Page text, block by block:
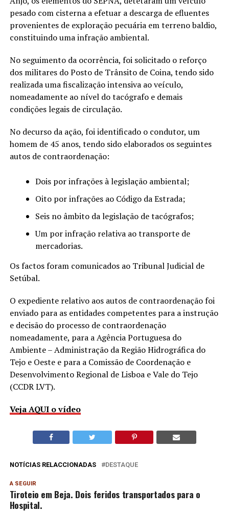
pesado com cisterna a efetuar a descarga de efluentes
provenientes de exploração pecuária em terreno baldio,
constituindo uma infração ambiental.
No seguimento da ocorrência, foi solicitado o reforço
dos militares do Posto de Trânsito de Coina, tendo sido
realizada uma fiscalização intensiva ao veículo,
nomeadamente ao nível do tacógrafo e demais
condições legais de circulação.
No decurso da ação, foi identificado o condutor, um
homem de 45 anos, tendo sido elaborados os seguintes
autos de contraordenação:
Dois por infrações à legislação ambiental;
Oito por infrações ao Código da Estrada;
Seis no âmbito da legislação de tacógrafos;
Um por infração relativa ao transporte de
mercadorias.
Os factos foram comunicados ao Tribunal Judicial de
Setúbal.
O expediente relativo aos autos de contraordenação foi
enviado para as entidades competentes para a instrução
e decisão do processo de contraordenação
nomeadamente, para a Agência Portuguesa do
Ambiente – Administração da Região Hidrográfica do
Tejo e Oeste e para a Comissão de Coordenação e
Desenvolvimento Regional de Lisboa e Vale do Tejo
(CCDR LVT).
Veja AQUI o vídeo
NOTÍCIAS RELACCIONADAS DESTAQUE
A SEGUIR
Tiroteio em Beja. Dois feridos transportados para o
Hospital.